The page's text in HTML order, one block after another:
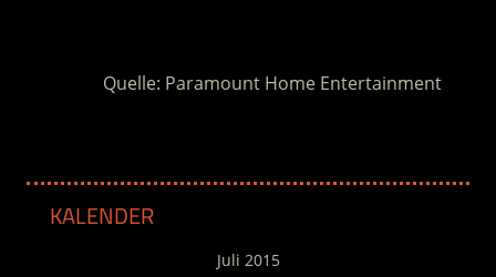
Quelle: Paramount Home Entertainment
KALENDER
Juli 2015